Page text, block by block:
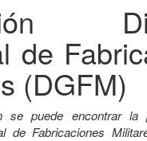
de
(DGFM)
se puede encontrar la
de Fabricaciones